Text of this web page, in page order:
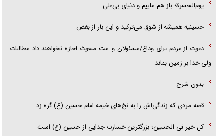
یوم‌الحسرة؛ باز هم ماییم و دنیای بی‌علی
حسینیه همیشه از شوق می‌ترکید و این بار از بغض
دعوت از مردم برای وداع/مسئولان و امت مبعوث اجازه نخواهند داد مطالبات
ولی خدا بر زمین بماند
بدون شرح
قصه مردی که زندگی‌اش را به نخ‌های خیمه امام حسین (ع) گره زد
کل خیر فی الحسین؛ بزرگترین خسارت جدایی از حسین (ع) است